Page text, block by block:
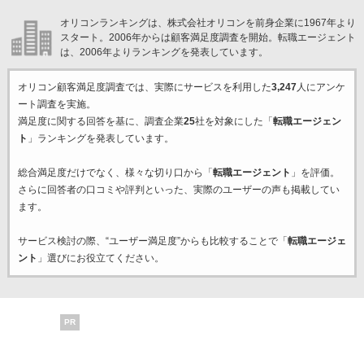
オリコンランキングは、株式会社オリコンを前身企業に1967年より
スタート。2006年からは顧客満足度調査を開始。転職エージェント
は、2006年よりランキングを発表しています。
オリコン顧客満足度調査では、実際にサービスを利用した3,247人にアンケ
ート調査を実施。
満足度に関する回答を基に、調査企業25社を対象にした「 転職エージェン
ト 」ランキングを発表しています。
総合満足度だけでなく、様々な切り口から「 転職エージェント 」を評価。
さらに回答者の口コミや評判といった、実際のユーザーの声も掲載してい
ます。
サービス検討の際、“ユーザー満足度”からも比較することで「 転職エージェ
ント 」選びにお役立てください。
PR